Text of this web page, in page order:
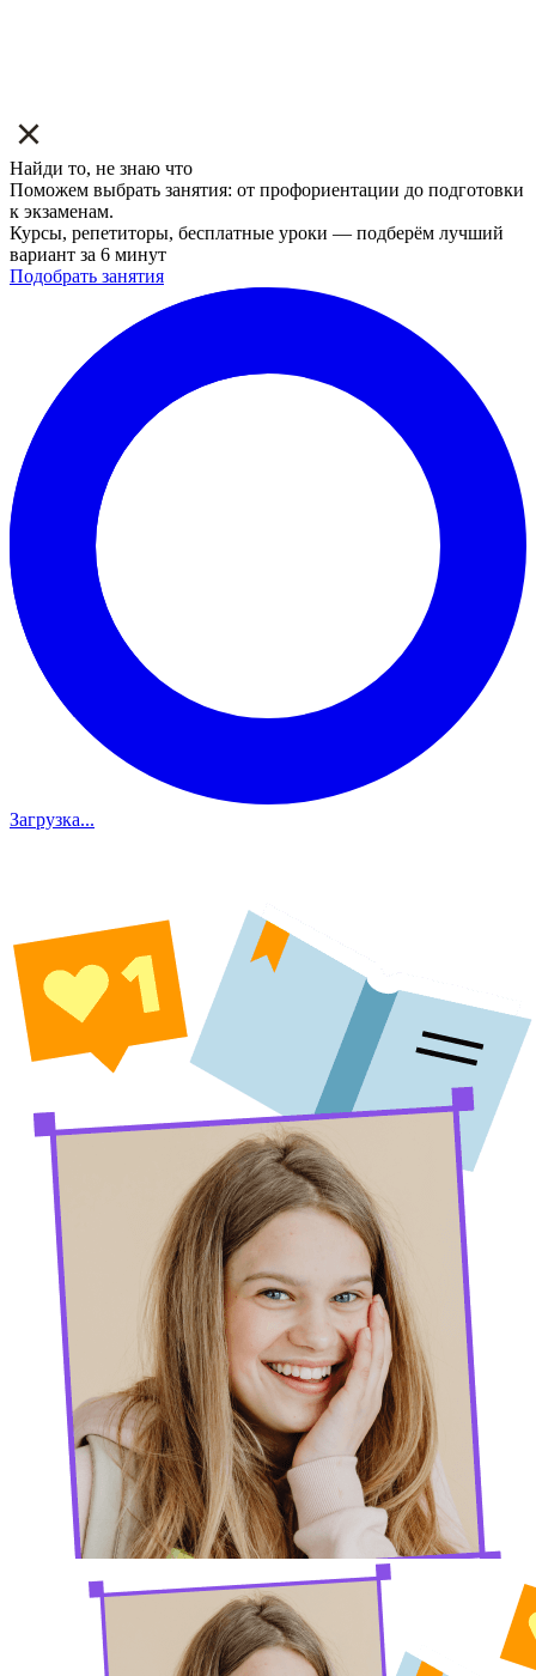
Найди то, не знаю что
Поможем выбрать занятия: от профориентации до подготовки
к экзаменам.
Курсы, репетиторы, бесплатные уроки — подберём лучший
вариант за 6 минут
Подобрать занятия
Загрузка...